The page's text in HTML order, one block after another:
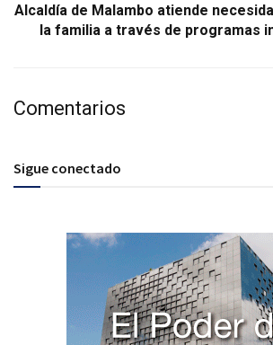
Alcaldía de Malambo atiende
la familia a través de programas
Comentarios
Sigue conectado